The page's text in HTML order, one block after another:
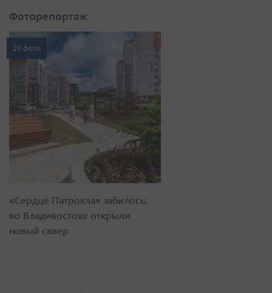
Фоторепортаж
20 фото
«Сердце Патрокла» забилось:
во Владивостоке открыли
новый сквер